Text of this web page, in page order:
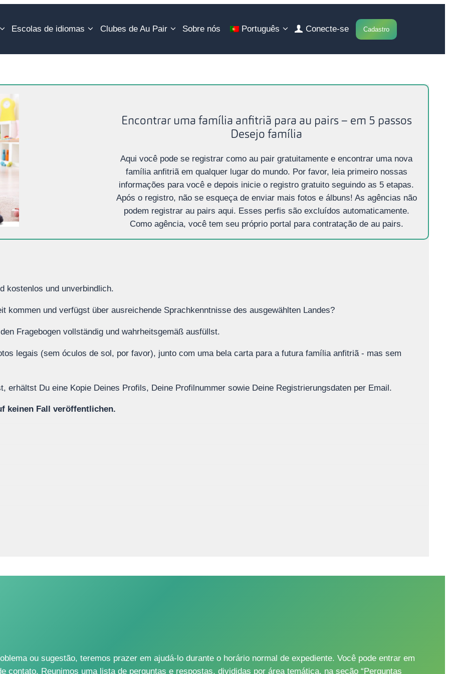
Escolas de idiomas Clubes de Au Pair Sobre nós Português Conecte-se Cadastro
Encontrar uma família anfitriã para au pairs – em 5 passos
Desejo família
Aqui você pode se registrar como au pair gratuitamente e encontrar uma nova
família anfitriã em qualquer lugar do mundo. Por favor, leia primeiro nossas
informações para você e depois inicie o registro gratuito seguindo as 5 etapas.
Após o registro, não se esqueça de enviar mais fotos e álbuns! As agências não
podem registrar au pairs aqui. Esses perfis são excluídos automaticamente.
Como agência, você tem seu próprio portal para contratação de au pairs.
kostenlos und unverbindlich.
kommen und verfügst über ausreichende Sprachkenntnisse des ausgewählten Landes?
Fragebogen vollständig und wahrheitsgemäß ausfüllst.
legais (sem óculos de sol, por favor), junto com uma bela carta para a futura família anfitriã - mas sem
erhältst Du eine Kopie Deines Profils, Deine Profilnummer sowie Deine Registrierungsdaten per Email.
keinen Fall veröffentlichen.
e ativá-lo dentro de 24 a 48 horas - se não houver dúvidas da nossa parte.
nosso site e procurar uma família anfitriã e conversar. Seu perfil agora aparece na galeria e também fica
Dich mit dieser ausgiebig austauschen und kennenlernen, wobei Du Dein ernsthaftes Interesse bekunden
Bereich unter FAQ zusammengestellt.
Kontaktdaten, wie Adresse etc., damit gemeinsam ein Au-pair-Vertrag gestaltet werden kann.
ou sugestão, teremos prazer em ajudá-lo durante o horário normal de expediente. Você pode entrar em
contato. Reunimos uma lista de perguntas e respostas, divididas por área temática, na seção “Perguntas